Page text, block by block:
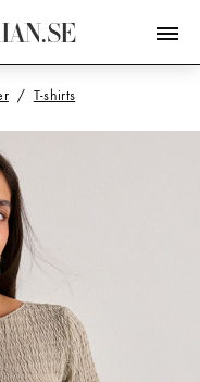
IAN.SE
T-shirts